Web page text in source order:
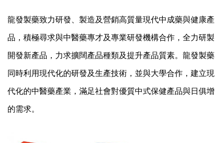
龍發製藥致力研發、製造及營銷高質量現代中成藥與健康產
品，積極尋求與中醫藥專才及專業研發機構合作，全力研製
開發新產品，力求擴闊產品種類及提升產品質素。龍發製藥
同時利用現代化的研發及生產技術，並與大學合作，建立現
代化的中醫藥產業，滿足社會對優質中式保健產品與日俱增
的需求。